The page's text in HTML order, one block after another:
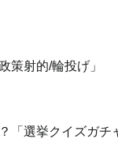
策射的/輪投げ」
「選挙クイズガチ